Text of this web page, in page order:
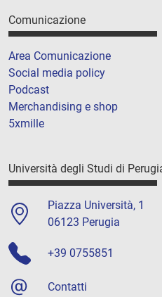
Comunicazione
Area Comunicazione
Social media policy
Podcast
Merchandising e shop
5xmille
Università degli Studi di
Piazza Università, 1
06123 Perugia
+39 0755851
Contatti